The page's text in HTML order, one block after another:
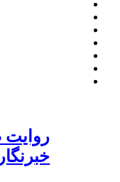
روایت
خبرنگار